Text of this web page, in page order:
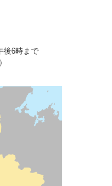
後6時まで